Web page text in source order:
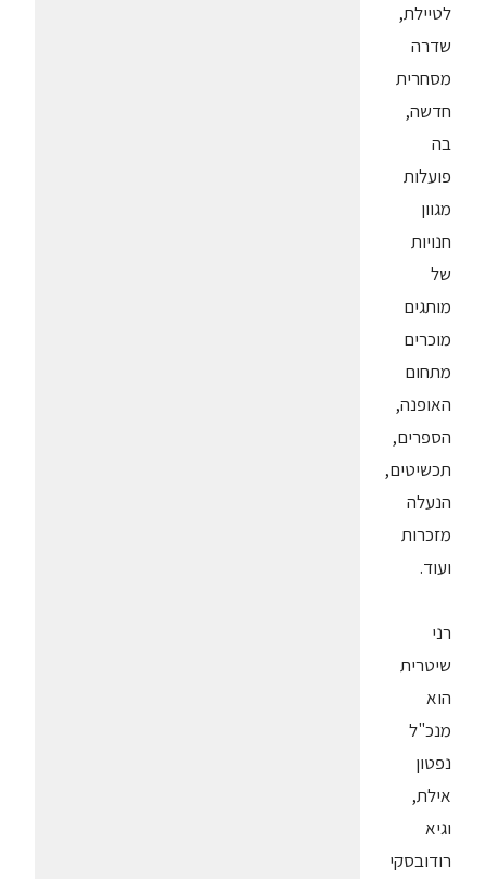
לטיילת,
שדרה
מסחרית
חדשה,
בה
פועלות
מגוון
חנויות
של
מותגים
מוכרים
מתחום
האופנה,
הספרים,
תכשיטים,
הנעלה
מזכרות
ועוד.
רני
שיטרית
הוא
מנכ"ל
נפטון
אילת,
וגיא
רודובסקי